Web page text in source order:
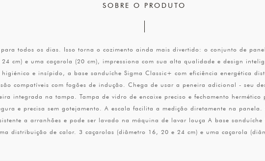
SOBRE O PRODUTO
para todos os dias. Isso torna o cozimento ainda mais divertido: o conjunto de
cm) e uma caçarola (20 cm), impressiona com sua alta qualidade e design
e insípido, a base sanduíche Sigma Classic+ com eficiência energética
compatíveis com fogões de indução. Chega de usar a peneira adicional - seu
integrada na tampa. Tampa de vidro de encaixe preciso e fechamento hermético
e precisa sem gotejamento. A escala facilita a medição diretamente na
a arranhões e pode ser lavado na máquina de lavar louça A base
distribuição de calor. 3 caçarolas (diâmetro 16, 20 e 24 cm) e uma caçarola